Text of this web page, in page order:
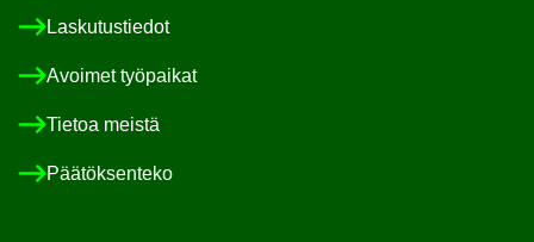
Las­ku­tus­tie­dot
Avoi­met työ­pai­kat
Tie­toa meis­tä
Pää­tök­sen­te­ko